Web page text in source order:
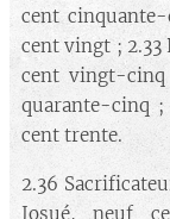
cent
cent vingt ; 2.33
cent vingt-
quarante-cinq ;
cent trente.
2.36
Josué, neuf